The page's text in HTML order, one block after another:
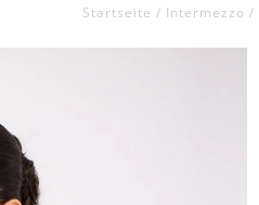
Startseite / Intermezzo /